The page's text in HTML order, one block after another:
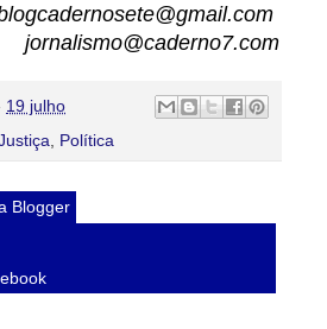
jornalismo@caderno7.com
19 julho
Política
Blogger